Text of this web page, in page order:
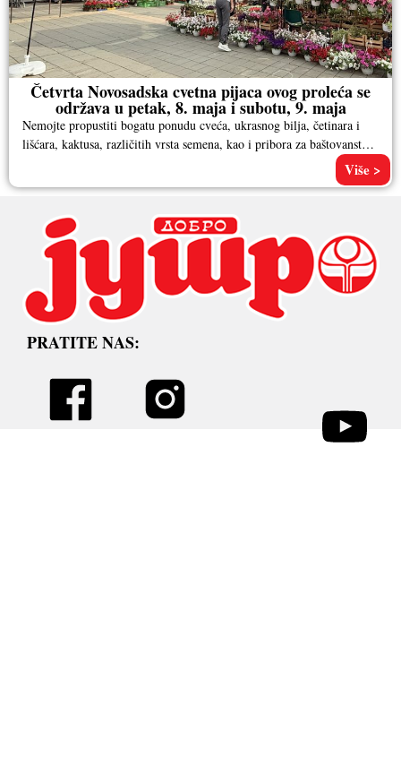
Četvrta Novosadska cvetna pijaca ovog proleća se
održava u petak, 8. maja i subotu, 9. maja
Nemojte propustiti bogatu ponudu cveća, ukrasnog bilja, četinara i
lišćara, kaktusa, različitih vrsta semena, kao i pribora za baštovanstvo.
Više >
PRATITE NAS: